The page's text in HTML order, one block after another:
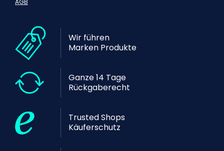
AGB
Wir führen
Marken Produkte
Ganze 14 Tage
Rückgaberecht
Trusted Shops
Käuferschutz